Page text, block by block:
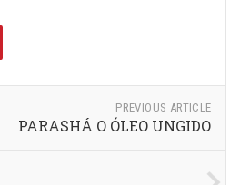
PREVIOUS ARTICLE
PARASHÁ O ÓLEO UNGIDO